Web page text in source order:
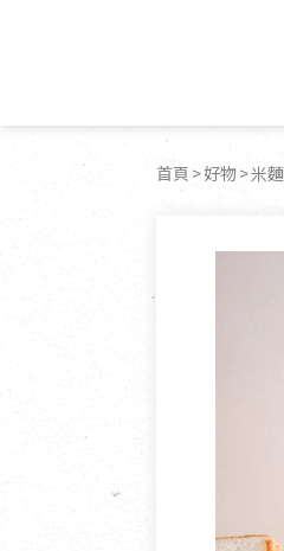
米麵/調理食材
豆麥雜糧種子
首頁 好物 米